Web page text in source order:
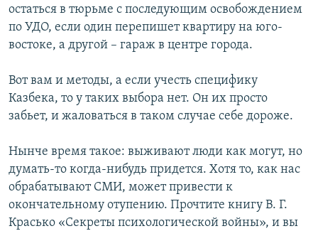
остаться в тюрьме с последующим освобождением
по УДО, если один перепишет квартиру на юго-
востоке, а другой – гараж в центре города.
Вот вам и методы, а если учесть специфику
Казбека, то у таких выбора нет. Он их просто
забьет, и жаловаться в таком случае себе дороже.
Нынче время такое: выживают люди как могут, но
думать-то когда-нибудь придется. Хотя то, как нас
обрабатывают СМИ, может привести к
окончательному отупению. Прочтите книгу В. Г.
Красько «Секреты психологической войны», и вы